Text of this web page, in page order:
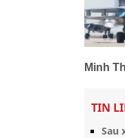
Minh
TIN
Sau